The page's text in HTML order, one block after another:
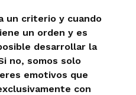
un criterio y cuando
un orden y es
desarrollar la
no, somos solo
emotivos que
con